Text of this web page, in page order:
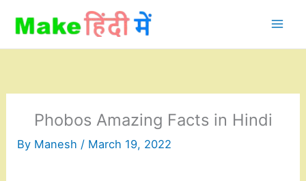
content
Phobos Amazing Facts in Hindi
By Manesh / March 19, 2022